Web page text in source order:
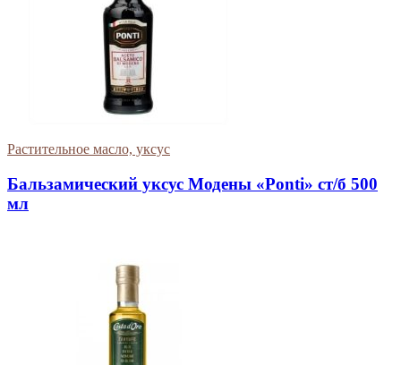
Растительное масло, уксус
Бальзамический уксус Модены «Ponti» ст/б 500
мл